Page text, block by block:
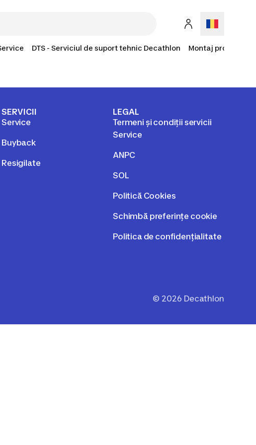
DTS - Serviciul de suport tehnic Decathlon Montaj produse la
SERVICII
Service
Buyback
Resigilate
LEGAL
Termeni și condiții servicii
Service
ANPC
SOL
Politică Cookies
Schimbă preferințe cookie
Politica de confidențialitate
© 2026 Decathlon